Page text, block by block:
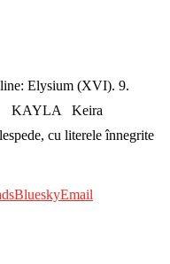
Elysium (XVI). 9.
KAYLA Keira
cu literele înnegrite
BlueskyEmail